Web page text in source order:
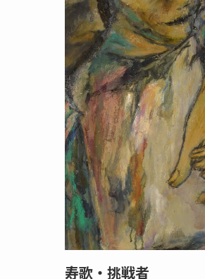
寿歌・挑戦者